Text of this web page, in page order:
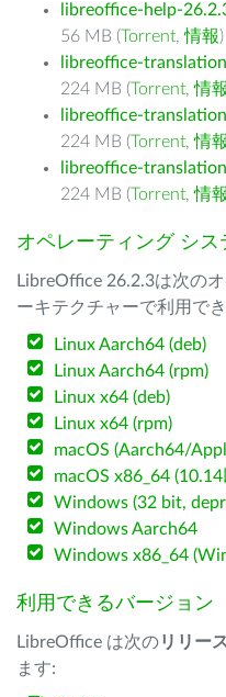
libreoffice-help-
56 MB (Torrent,情報)
libreoffice-
224 MB (Torrent,情報
libreoffice-
224 MB (Torrent,情報
libreoffice-
224 MB (Torrent,情報
オペレーティング シス
LibreOffice 26.2.3は次の
ーキテクチャーで利用でき
Linux Aarch64 (deb)
Linux Aarch64 (rpm)
Linux x64 (deb)
Linux x64 (rpm)
macOS (Aarch64/
macOS x86_64
Windows (32 bit,
Windows Aarch64
Windows x86_64
利用できるバージョン
LibreOffice は次のリリー
ます: